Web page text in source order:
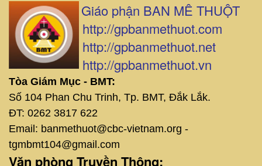
Giáo phận BAN MÊ THUỘT
http://gpbanmethuot.com
http://gpbanmethuot.net
http://gpbanmethuot.vn
Tòa Giám Mục - BMT:
Số 104 Phan Chu Trinh, Tp. BMT, Đắk Lắk.
ĐT: 0262 3817 622
Email: banmethuot@cbc-vietnam.org -
tgmbmt104@gmail.com
Văn phòng Truyền Thông: